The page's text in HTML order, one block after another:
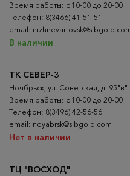
ТК СЕВЕР-3
Ноябрьск, ул. Советская, д. 95"в"
Время работы: с 10-00 до 20-00
Телефон: 8(3496) 42-56-56
email: noyabrsk@sibgold.com
Нет в наличии
ТЦ "ВОСХОД"
Время работы: с 10-00 до 20-00
Телефон: 8(3466) 41-51-51
email:
В наличии